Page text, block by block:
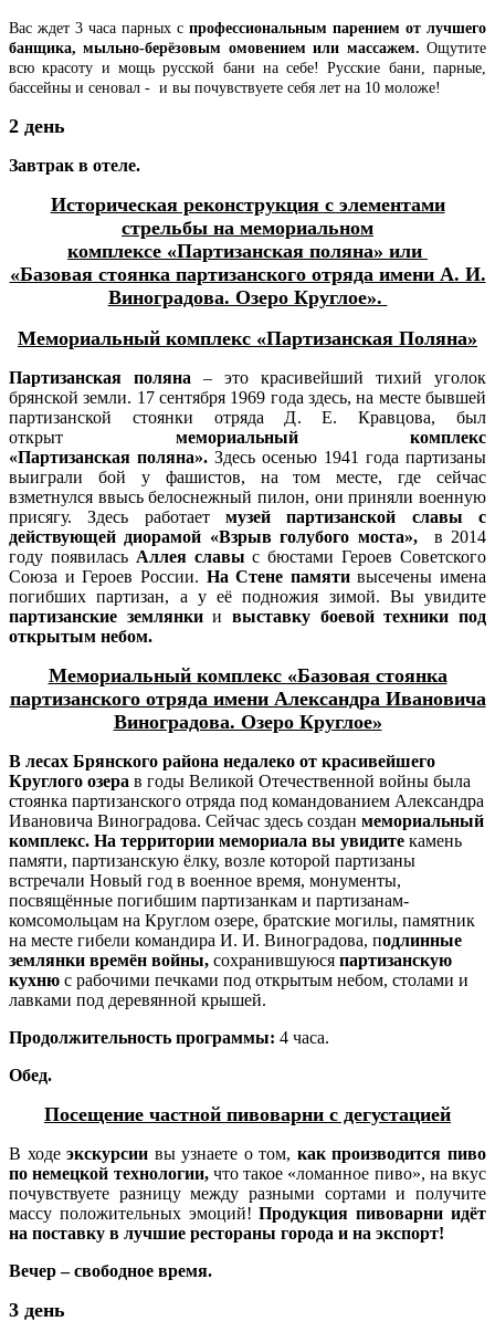
Вас ждет 3 часа парных с профессиональным парением от лучшего
банщика, мыльно-берёзовым омовением или массажем. Ощутите
всю красоту и мощь русской бани на себе!Русские бани, парные,
бассейны и сеновал - и вы почувствуете себя лет на 10 моложе!
2 день
Завтрак в отеле.
Историческая реконструкция с элементами
стрельбы на мемориальном
комплексе «Партизанская поляна» или
«Базовая стоянка партизанского отряда имени А. И.
Виноградова. Озеро Круглое».
Мемориальный комплекс «Партизанская Поляна»
Партизанская поляна – это красивейший тихий уголок
брянской земли. 17 сентября 1969 года здесь, на месте бывшей
партизанской стоянки отряда Д. Е. Кравцова, был
открыт мемориальный комплекс
«Партизанская поляна». Здесь осенью 1941 года партизаны
выиграли бой у фашистов, на том месте, где сейчас
взметнулся ввысь белоснежный пилон, они приняли военную
присягу. Здесь работает музей партизанской славы с
действующей диорамой «Взрыв голубого моста», в 2014
году появиласьАллея славыс бюстами Героев Советского
Союза и Героев России. НаСтене памятивысечены имена
погибших партизан, а у её подножия зимой. Вы увидите
партизанские землянкиивыставку боевой техники под
открытым небом.
Мемориальный комплекс «Базовая стоянка
партизанского отряда имени Александра Ивановича
Виноградова. Озеро Круглое»
В лесах Брянского района недалеко от красивейшего
Круглого озера в годы Великой Отечественной войны была
стоянка партизанского отряда под командованием Александра
Ивановича Виноградова. Сейчас здесь создан мемориальный
комплекс. На территории мемориала вы увидите камень
памяти, партизанскую ёлку, возле которой партизаны
встречали Новый год в военное время, монументы,
посвящённые погибшим партизанкам и партизанам-
комсомольцам на Круглом озере, братские могилы, памятник
на месте гибели командира И. И. Виноградова, подлинные
землянки времён войны, сохранившуюся партизанскую
кухню с рабочими печками под открытым небом, столами и
лавками под деревянной крышей.
Продолжительность программы: 4 часа.
Обед.
Посещение частной пивоварни с дегустацией
В ходеэкскурсии вы узнаете о том, как производится пиво
по немецкой технологии,что такое «ломанное пиво», на вкус
почувствуете разницу между разными сортами и получите
массу положительных эмоций!Продукция пивоварни идёт
на поставку в лучшие рестораны города и на экспорт!
Вечер – свободное время.
3 день